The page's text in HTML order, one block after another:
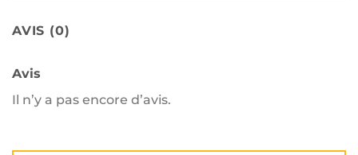
AVIS (0)
Avis
Il n’y a pas encore d’avis.